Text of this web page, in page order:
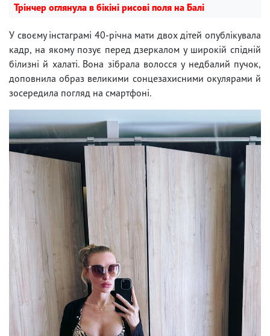
Трінчер оглянула в бікіні рисові поля на Балі
У своєму інстаграмі 40-річна мати двох дітей опублікувала
кадр, на якому позує перед дзеркалом у широкій спідній
білизні й халаті. Вона зібрала волосся у недбалий пучок,
доповнила образ великими сонцезахисними окулярами й
зосередила погляд на смартфоні.